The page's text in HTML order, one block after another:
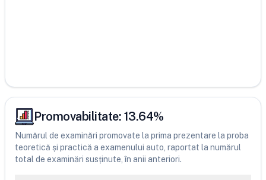
Promovabilitate: 13.64%
Numărul de examinări promovate la prima prezentare la proba
teoretică și practică a examenului auto, raportat la numărul
total de examinări susținute, în anii anteriori.